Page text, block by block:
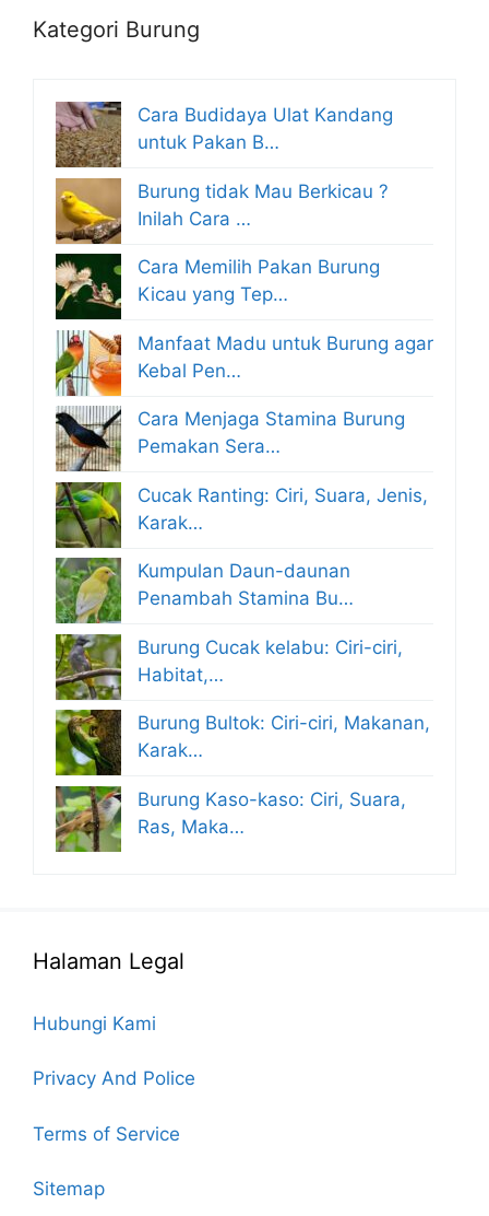
Kategori Burung
Cara Budidaya Ulat Kandang
untuk Pakan B…
Burung tidak Mau Berkicau ?
Inilah Cara …
Cara Memilih Pakan Burung
Kicau yang Tep…
Manfaat Madu untuk Burung agar
Kebal Pen…
Cara Menjaga Stamina Burung
Pemakan Sera…
Cucak Ranting: Ciri, Suara, Jenis,
Karak…
Kumpulan Daun-daunan
Penambah Stamina Bu…
Burung Cucak kelabu: Ciri-ciri,
Habitat,…
Burung Bultok: Ciri-ciri, Makanan,
Karak…
Burung Kaso-kaso: Ciri, Suara,
Ras, Maka…
Halaman Legal
Hubungi Kami
Privacy And Police
Terms of Service
Sitemap